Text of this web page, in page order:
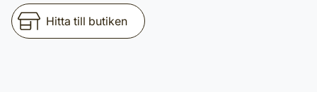
Hitta till butiken